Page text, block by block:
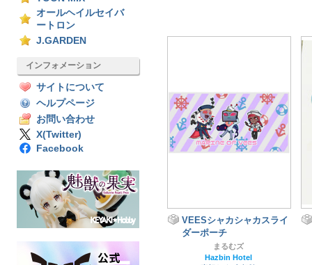
オールヘイルセイバ
ートロン
J.GARDEN
インフォメーション
サイトについて
ヘルプページ
お問い合わせ
X(Twitter)
Facebook
VEESシャカシャカスライ
ダーポーチ
まるむズ
Hazbin Hotel